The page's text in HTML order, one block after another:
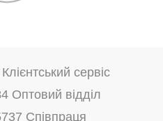
сервіс
Оптовий відділ
Співпраця